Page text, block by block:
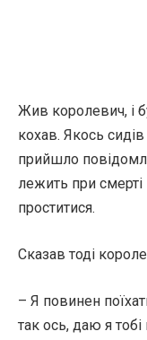
Жив королевич, і
кохав. Якось
прийшло
лежить при
проститися.
Сказав тоді
– Я повинен
так ось, даю я тобі